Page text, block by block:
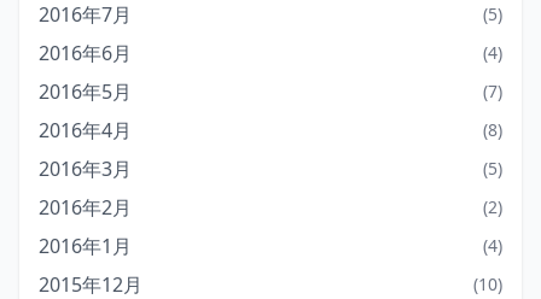
2016年7月 (5)
2016年6月 (4)
2016年5月 (7)
2016年4月 (8)
2016年3月 (5)
2016年2月 (2)
2016年1月 (4)
2015年12月 (10)